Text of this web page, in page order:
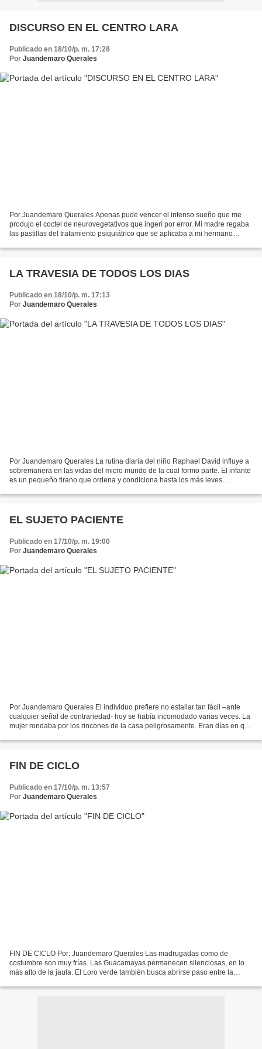
DISCURSO EN EL CENTRO LARA
Publicado en 18/10/p. m. 17:28
Por Juandemaro Querales
Por Juandemaro Querales Apenas pude vencer el intenso sueño que me
produjo el coctel de neurovegetativos que ingerí por error. Mi madre regaba
las pastillas del tratamiento psiquiátrico que se aplicaba a mi hermano
LA TRAVESIA DE TODOS LOS DIAS
Publicado en 18/10/p. m. 17:13
Por Juandemaro Querales
Por Juandemaro Querales La rutina diaria del niño Raphael David influye a
sobremanera en las vidas del micro mundo de la cual formo parte. El infante
es un pequeño tirano que ordena y condiciona hasta los más leves
EL SUJETO PACIENTE
Publicado en 17/10/p. m. 19:00
Por Juandemaro Querales
Por Juandemaro Querales El individuo prefiere no estallar tan fácil –ante
cualquier señal de contrariedad- hoy se había incomodado varias veces. La
mujer rondaba por los rincones de la casa peligrosamente. Eran días en que
FIN DE CICLO
Publicado en 17/10/p. m. 13:57
Por Juandemaro Querales
FIN DE CICLO Por: Juandemaro Querales Las madrugadas como de
costumbre son muy frías. Las Guacamayas permanecen silenciosas, en lo
más alto de la jaula. El Loro verde también busca abrirse paso entre la